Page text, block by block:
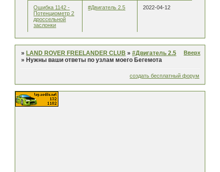
Ошибка 1142 -
Потенциометр 2
дроссельной
заслонки
#Двигатель 2.5 2022-04-12
» LAND ROVER FREELANDER CLUB »#Двигатель 2.5
» Нужны ваши ответы по узлам моего Бегемота
Вверх
создать бесплатный форум